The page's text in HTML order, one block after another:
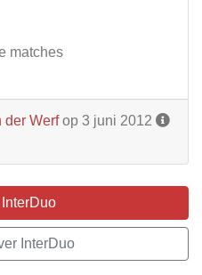
matches
der Werfop 3 juni 2012
InterDuo